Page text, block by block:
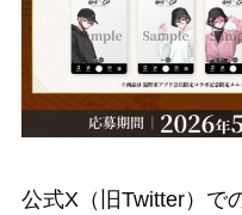
公式X（旧Twitter）で